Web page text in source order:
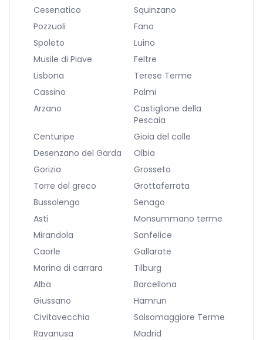
Cesenatico
Squinzano
Pozzuoli
Fano
Spoleto
Luino
Musile di Piave
Feltre
Lisbona
Terese Terme
Cassino
Palmi
Arzano
Castiglione della
Pescaia
Centuripe
Gioia del colle
Desenzano del Garda
Olbia
Gorizia
Grosseto
Torre del greco
Grottaferrata
Bussolengo
Senago
Asti
Monsummano terme
Mirandola
Sanfelice
Caorle
Gallarate
Marina di carrara
Tilburg
Alba
Barcellona
Giussano
Hamrun
Civitavecchia
Salsomaggiore Terme
Ravanusa
Madrid